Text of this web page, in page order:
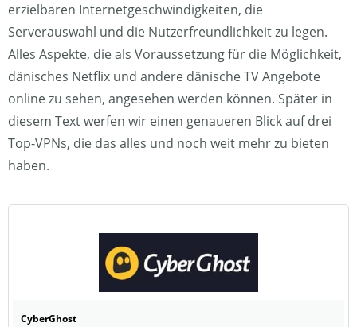
erzielbaren Internetgeschwindigkeiten, die
Serverauswahl und die Nutzerfreundlichkeit zu legen.
Alles Aspekte, die als Voraussetzung für die Möglichkeit,
dänisches Netflix und andere dänische TV Angebote
online zu sehen, angesehen werden können. Später in
diesem Text werfen wir einen genaueren Blick auf drei
Top-VPNs, die das alles und noch weit mehr zu bieten
haben.
CyberGhost